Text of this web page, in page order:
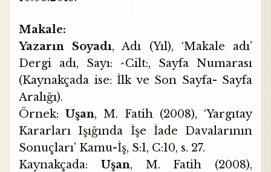
Makale:
Yazarın Soyadı, Adı (Yıl), ‘Makale adı’
Dergi adı, Sayı: ^Cilt:, Sayfa Numarası
(Kaynakçada ise: İlk ve Son Sayfa- Sayfa
Aralığı).
Örnek: Uşan, M. Fatih (2008), ‘Yargıtay
Kararları Işığında İşe İade Davalarının
Sonuçları’ Kamu-İş, S:1, C:10, s. 27.
Kaynakçada: Uşan, M. Fatih (2008),